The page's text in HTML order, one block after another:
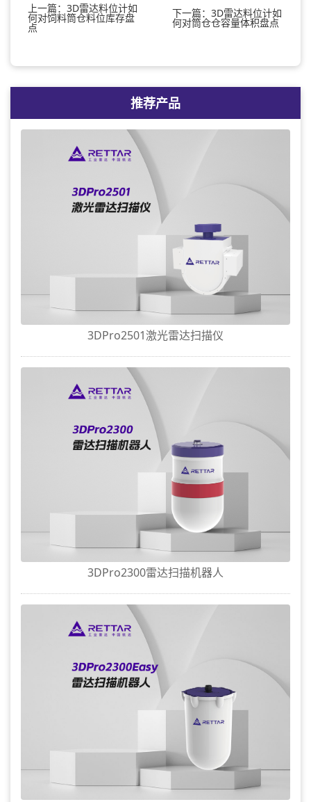
上一篇：3D雷达料位计如
何对饲料筒仓料位库存盘
点
下一篇：3D雷达料位计如
何对筒仓仓容量体积盘点
推荐产品
3DPro2501激光雷达扫描仪
3DPro2300雷达扫描机器人